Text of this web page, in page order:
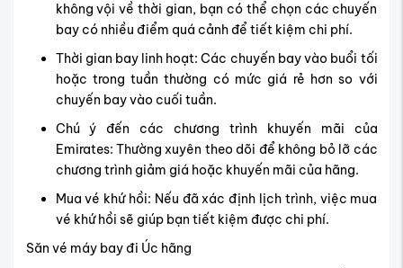
không vội về thời gian, bạn có thể chọn các chuyến
bay có nhiều điểm quá cảnh để tiết kiệm chi phí.
Thời gian bay linh hoạt: Các chuyến bay vào buổi tối
hoặc trong tuần thường có mức giá rẻ hơn so với
chuyến bay vào cuối tuần.
Chú ý đến các chương trình khuyến mãi của
Emirates: Thường xuyên theo dõi để không bỏ lỡ các
chương trình giảm giá hoặc khuyến mãi của hãng.
Mua vé khứ hồi: Nếu đã xác định lịch trình, việc mua
vé khứ hồi sẽ giúp bạn tiết kiệm được chi phí.
Săn vé máy bay đi Úc hãng